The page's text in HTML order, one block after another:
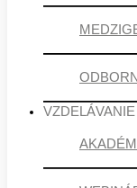
VZDELÁVANIE